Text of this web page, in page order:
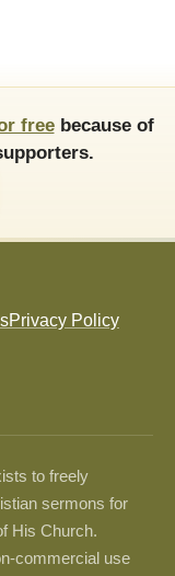
freebecause of
Privacy Policy
to freely
sermons for
His Church.
commercial use